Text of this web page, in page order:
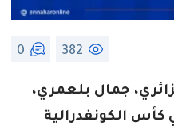
382
0
جمال بلعمري،
كأس الكونفدرالية